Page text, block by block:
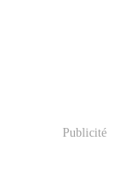
Publicité